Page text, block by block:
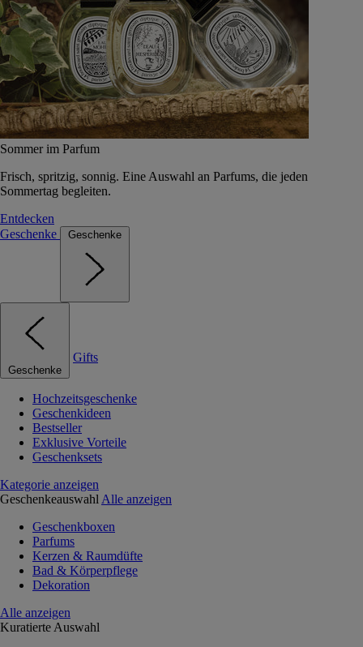
Sommer im Parfum
Frisch, spritzig, sonnig. Eine Auswahl an Parfums, die jeden
Sommertag begleiten.
Entdecken
Geschenke
Geschenke
Geschenke
Gifts
Hochzeitsgeschenke
Geschenkideen
Bestseller
Exklusive Vorteile
Geschenksets
Kategorie anzeigen
Geschenkeauswahl Alle anzeigen
Geschenkboxen
Parfums
Kerzen & Raumdüfte
Bad & Körperpflege
Dekoration
Alle anzeigen
Kuratierte Auswahl